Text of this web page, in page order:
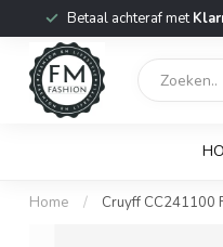
Betaal achteraf met
Home / Cruyff CC241100